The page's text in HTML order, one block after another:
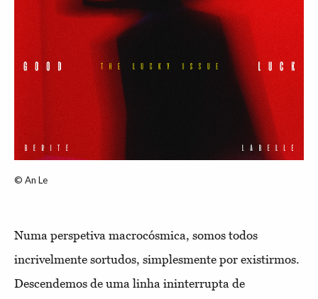
© An Le
Numa perspetiva macrocósmica, somos todos
incrivelmente sortudos, simplesmente por existirmos.
Descendemos de uma linha ininterrupta de